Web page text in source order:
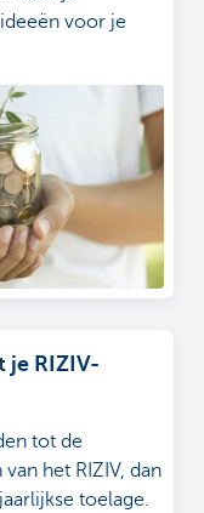
voor je
je RIZIV-
tot de
het RIZIV, dan
toelage.